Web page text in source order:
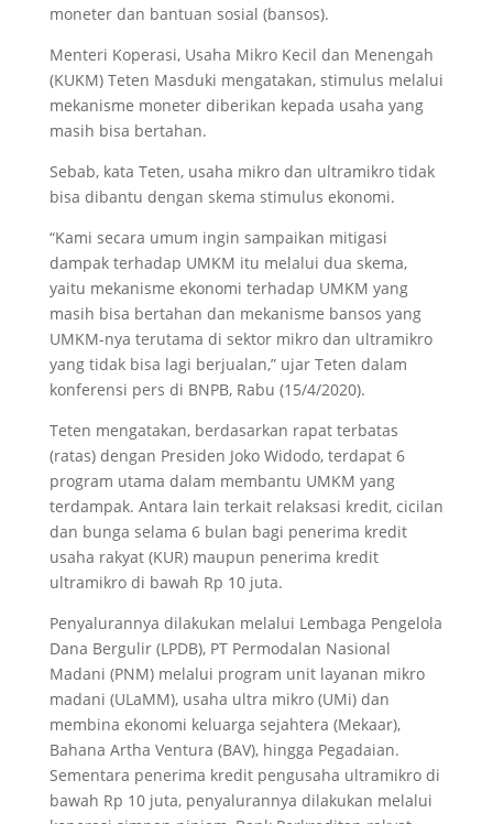
moneter dan bantuan sosial (bansos).
Menteri Koperasi, Usaha Mikro Kecil dan Menengah
(KUKM) Teten Masduki mengatakan, stimulus melalui
mekanisme moneter diberikan kepada usaha yang
masih bisa bertahan.
Sebab, kata Teten, usaha mikro dan ultramikro tidak
bisa dibantu dengan skema stimulus ekonomi.
“Kami secara umum ingin sampaikan mitigasi
dampak terhadap UMKM itu melalui dua skema,
yaitu mekanisme ekonomi terhadap UMKM yang
masih bisa bertahan dan mekanisme bansos yang
UMKM-nya terutama di sektor mikro dan ultramikro
yang tidak bisa lagi berjualan,” ujar Teten dalam
konferensi pers di BNPB, Rabu (15/4/2020).
Teten mengatakan, berdasarkan rapat terbatas
(ratas) dengan Presiden Joko Widodo, terdapat 6
program utama dalam membantu UMKM yang
terdampak. Antara lain terkait relaksasi kredit, cicilan
dan bunga selama 6 bulan bagi penerima kredit
usaha rakyat (KUR) maupun penerima kredit
ultramikro di bawah Rp 10 juta.
Penyalurannya dilakukan melalui Lembaga Pengelola
Dana Bergulir (LPDB), PT Permodalan Nasional
Madani (PNM) melalui program unit layanan mikro
madani (ULaMM), usaha ultra mikro (UMi) dan
membina ekonomi keluarga sejahtera (Mekaar),
Bahana Artha Ventura (BAV), hingga Pegadaian.
Sementara penerima kredit pengusaha ultramikro di
bawah Rp 10 juta, penyalurannya dilakukan melalui